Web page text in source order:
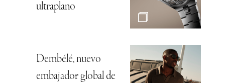
ultraplano
Dembélé, nuevo
embajador global de